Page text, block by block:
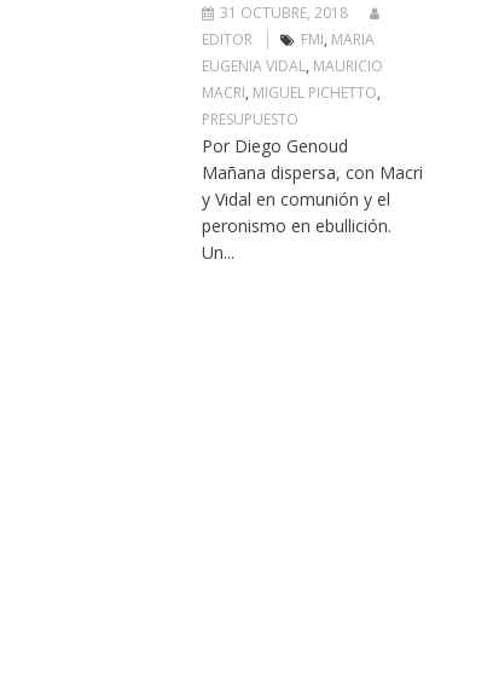
31 OCTUBRE, 2018
EDITOR
FMI, MARIA
EUGENIA VIDAL, MAURICIO
MACRI, MIGUEL PICHETTO,
PRESUPUESTO
Por Diego Genoud
Mañana dispersa, con Macri
y Vidal en comunión y el
peronismo en ebullición.
Un...